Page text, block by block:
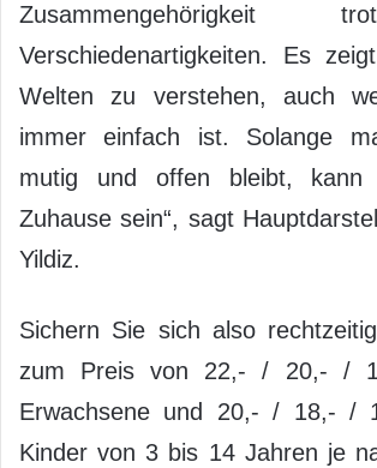
Zusammengehörigkeit
Verschiedenartigkeiten. Es
Welten zu verstehen, auch
immer einfach ist. Solange
mutig und offen bleibt, kann
Zuhause sein“, sagt
Yildiz.
Sichern Sie sich also
zum Preis von 22,- / 20,- /
Erwachsene und 20,- / 18,- /
Kinder von 3 bis 14 Jahren je